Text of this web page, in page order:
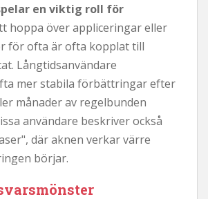
en viktig roll för
hoppa över appliceringar eller
för ofta är ofta kopplat till
Långtidsanvändare
mer stabila förbättringar efter
månader av regelbunden
användare beskriver också
där aknen verkar värre
börjar.